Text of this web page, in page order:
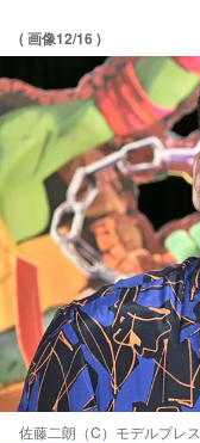
( 画像12/16 )
佐藤二朗（C）モデルプレス